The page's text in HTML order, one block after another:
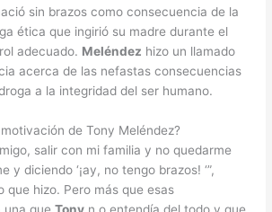
sin brazos como consecuencia de la
ética que ingirió su madre durante el
adecuado. Meléndez hizo un llamado
acerca de las nefastas consecuencias
a la integridad del ser humano.
de Tony Meléndez?
salir con mi familia y no quedarme
y diciendo ‘¡ay, no tengo brazos! ‘”,
que hizo. Pero más que esas
una queTony n o entendía del todo y que